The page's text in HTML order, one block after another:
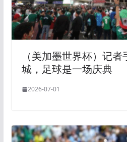
（美加墨世界杯）记
城，足球是一场庆典
2026-07-01